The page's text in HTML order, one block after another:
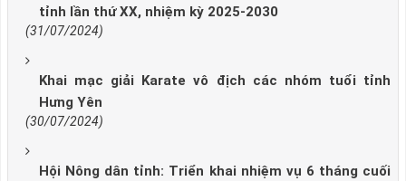
tỉnh lần thứ XX, nhiệm kỳ 2025-2030
(31/07/2024)
Khai mạc giải Karate vô địch các nhóm tuổi tỉnh
Hưng Yên
(30/07/2024)
Hội Nông dân tỉnh: Triển khai nhiệm vụ 6 tháng cuối